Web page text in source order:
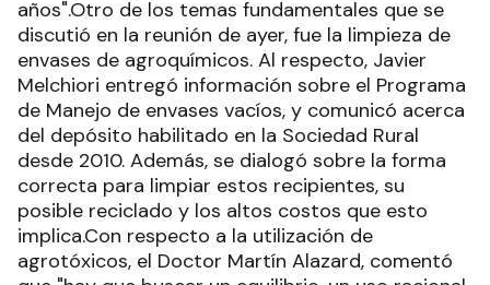
años".Otro de los temas fundamentales que se
discutió en la reunión de ayer, fue la limpieza de
envases de agroquímicos. Al respecto, Javier
Melchiori entregó información sobre el Programa
de Manejo de envases vacíos, y comunicó acerca
del depósito habilitado en la Sociedad Rural
desde 2010. Además, se dialogó sobre la forma
correcta para limpiar estos recipientes, su
posible reciclado y los altos costos que esto
implica.Con respecto a la utilización de
agrotóxicos, el Doctor Martín Alazard, comentó